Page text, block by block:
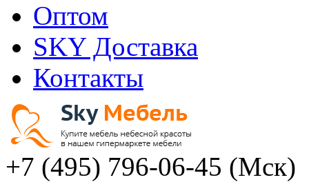
Оптом
SKY Доставка
Контакты
+7 (495) 796-06-45 (Мск)